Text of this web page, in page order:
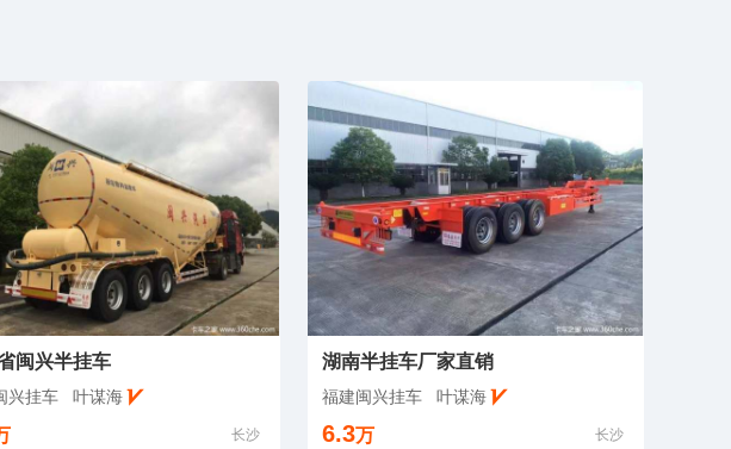
闽兴半挂车
兴挂车 叶谋海
长沙
湖南半挂车厂家直销
福建闽兴挂车 叶谋海
6.3万 长沙